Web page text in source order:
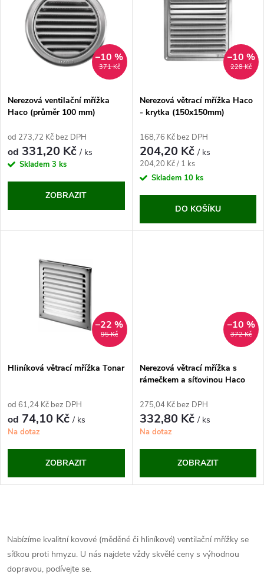
p
r
o
u
Abecedně
s
p
r
o
d
u
371 Kč
–10 %
Nerezová ventilační mřížka
Haco (průměr 100 mm)
od 273,72 Kč bez DPH
od 331,20 Kč/ ks
Skladem 3 ks
ZOBRAZIT
228 Kč
–10 %
Nerezová větrací mřížka Haco
- krytka (150x150mm)
168,76 Kč bez DPH
204,20 Kč/ ks
Měrná
cena:
204,20 Kč / 1 ks
Skladem 10 ks
DO KOŠÍKU
95 Kč
–22 %
Hliníková větrací mřížka Tonar
od 61,24 Kč bez DPH
od 74,10 Kč/ ks
Na dotaz
ZOBRAZIT
372 Kč
–10 %
Nerezová větrací mřížka s
rámečkem a síťovinou Haco
275,04 Kč bez DPH
332,80 Kč/ ks
Na dotaz
ZOBRAZIT
v
l
Nabízíme kvalitní kovové (měděné či hliníkové) ventilační mřížky se
síťkou proti hmyzu. U nás najdete vždy skvělé ceny s výhodnou
dopravou, podívejte se.